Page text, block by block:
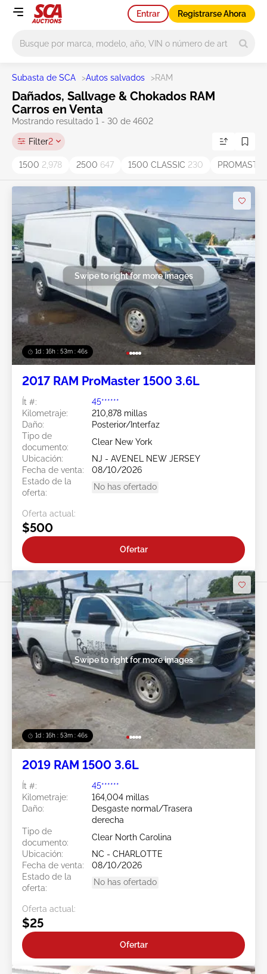
Entrar Registrarse Ahora
Subasta de SCA >Autos salvados >RAM
Dañados, Sallvage & Chokados RAM
Carros en Venta
Mostrando resultado 1 - 30 de 4602
Filter2
1500 2,978 2500 647 1500 CLASSIC 230
1d : 16h : 53m : 44s
Swipe to right for more images
2017 RAM ProMaster 1500 3.6L
Ít #:
45******
Kilometraje:
210,878 millas
Daño:
Posterior/Interfaz
Tipo de
documento:
Clear New York
Ubicación:
NJ - AVENEL NEW JERSEY
Fecha de venta:
08/10/2026
Estado de la
oferta:
No has ofertado
Oferta actual:
$500
Ofertar
1d : 16h : 53m : 44s
Swipe to right for more images
2019 RAM 1500 3.6L
Ít #:
45******
Kilometraje:
164,004 millas
Daño:
Desgaste normal/Trasera
derecha
Tipo de
documento:
Clear North Carolina
Ubicación:
NC - CHARLOTTE
Fecha de venta:
08/10/2026
Estado de la
oferta:
No has ofertado
Oferta actual:
$25
Ofertar